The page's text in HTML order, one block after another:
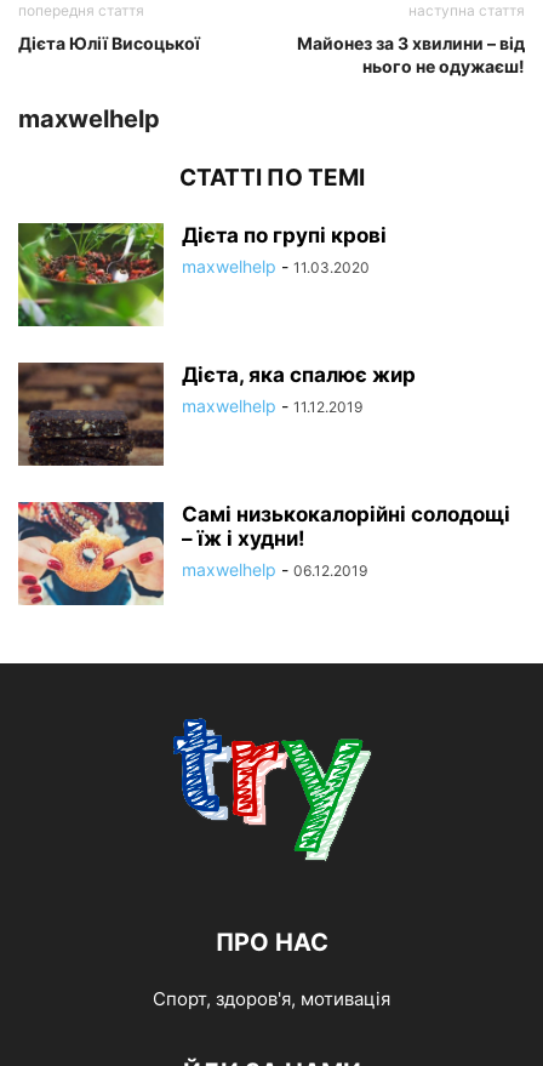
попередня стаття
Дієта Юлії Висоцької
наступна стаття
Майонез за 3 хвилини – від
нього не одужаєш!
maxwelhelp
СТАТТІ ПО ТЕМІ
Дієта по групі крові
maxwelhelp - 11.03.2020
Дієта, яка спалює жир
maxwelhelp - 11.12.2019
Самі низькокалорійні солодощі
– їж і худни!
maxwelhelp - 06.12.2019
ПРО НАС
Спорт, здоров'я, мотивація